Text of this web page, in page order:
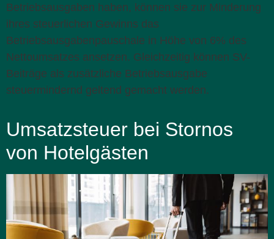
Betriebsausgaben haben, können sie zur Minderung
ihres steuerlichen Gewinns das
Betriebsausgabenpauschale in Höhe von 6% des
Nettoumsatzes ansetzen. Gleichzeitig können SV-
Beiträge als zusätzliche Betriebsausgabe
steuermindernd geltend gemacht werden.
Umsatzsteuer bei Stornos
von Hotelgästen